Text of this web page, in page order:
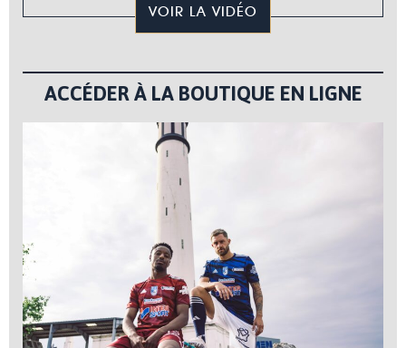
VOIR LA VIDÉO
ACCÉDER À LA BOUTIQUE EN LIGNE